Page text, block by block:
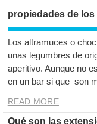
propiedades de
Los altramuces o
unas legumbres de
aperitivo. Aunque no
en un bar si que son
READ MORE
Qué son las